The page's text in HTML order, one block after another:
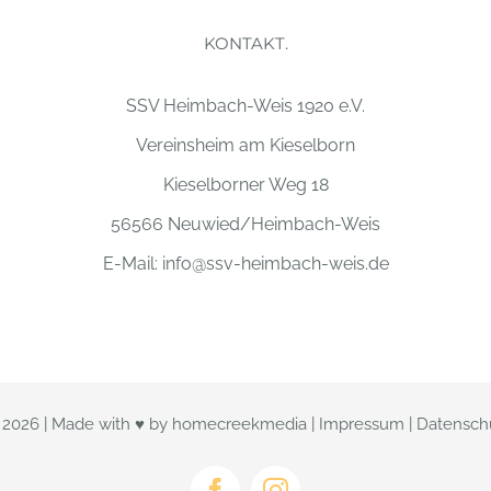
KONTAKT.
SSV Heimbach-Weis 1920 e.V.
Vereinsheim am Kieselborn
Kieselborner Weg 18
56566 Neuwied/Heimbach-Weis
E-Mail: info@ssv-heimbach-weis.de
2026 | Made with ♥ by homecreekmedia Impressum